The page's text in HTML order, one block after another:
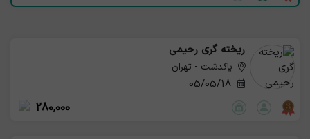
ریخته گری رحیمی
پاکدشت - تهران
05/05/18
280,000